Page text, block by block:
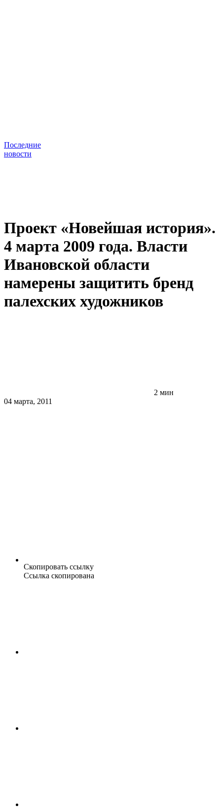
Последние
новости
Проект «Новейшая история».
4 марта 2009 года. Власти
Ивановской области
намерены защитить бренд
палехских художников
2 мин
04 марта, 2011
Скопировать ссылку
Ссылка скопирована